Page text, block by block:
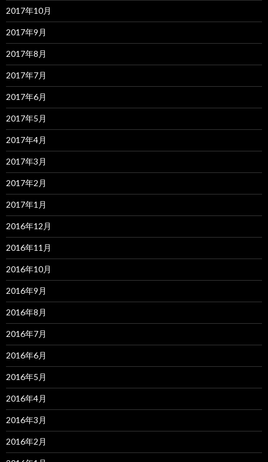
2017年10月
2017年9月
2017年8月
2017年7月
2017年6月
2017年5月
2017年4月
2017年3月
2017年2月
2017年1月
2016年12月
2016年11月
2016年10月
2016年9月
2016年8月
2016年7月
2016年6月
2016年5月
2016年4月
2016年3月
2016年2月